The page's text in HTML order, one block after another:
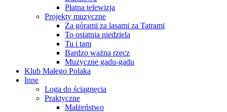
Płatna telewizja
Projekty muzyczne
Za górami za lasami za Tatrami
To ostatnia niedziela
Tu i tam
Bardzo ważna rzecz
Muzyczne gadu-gadu
Klub Małego Polaka
Inne
Loga do ściągnęcia
Praktyczne
Małżeństwo